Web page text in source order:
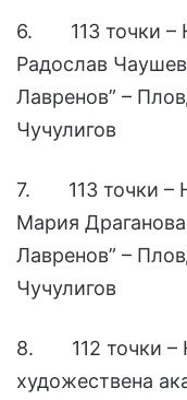
6. 113 точки –
Радослав
Лавренов” –
Чучулигов
7. 113 точки –
Мария
Лавренов” –
Чучулигов
8. 112 точки –
художествена